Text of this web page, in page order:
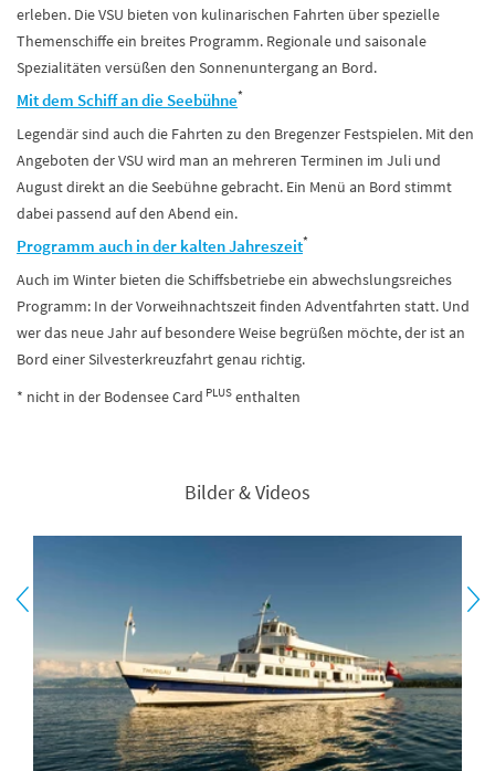
erleben. Die VSU bieten von kulinarischen Fahrten über spezielle
Themenschiffe ein breites Programm. Regionale und saisonale
Spezialitäten versüßen den Sonnenuntergang an Bord.
Mit dem Schiff an die Seebühne*
Legendär sind auch die Fahrten zu den Bregenzer Festspielen. Mit den
Angeboten der VSU wird man an mehreren Terminen im Juli und
August direkt an die Seebühne gebracht. Ein Menü an Bord stimmt
dabei passend auf den Abend ein.
Programm auch in der kalten Jahreszeit*
Auch im Winter bieten die Schiffsbetriebe ein abwechslungsreiches
Programm: In der Vorweihnachtszeit finden Adventfahrten statt. Und
wer das neue Jahr auf besondere Weise begrüßen möchte, der ist an
Bord einer Silvesterkreuzfahrt genau richtig.
* nicht in der Bodensee Card PLUS enthalten
Bilder & Videos